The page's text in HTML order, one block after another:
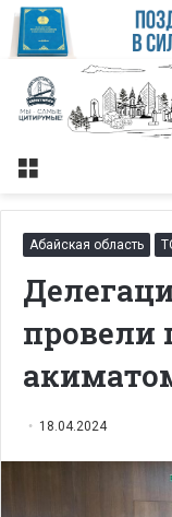
Меню
Абайская область
провели
18.04.2024